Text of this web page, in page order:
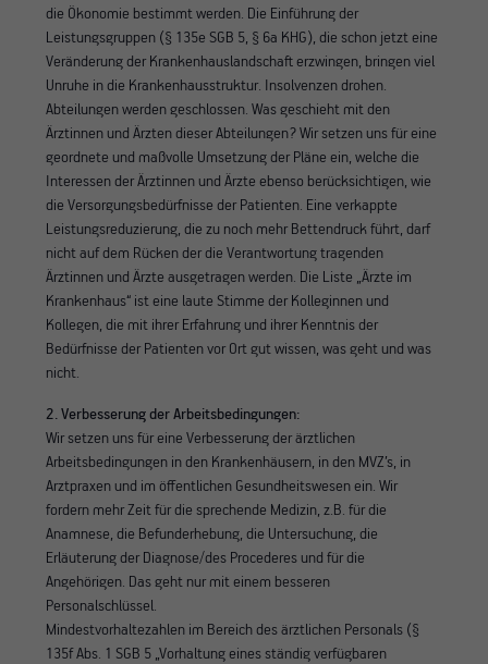
die Ökonomie bestimmt werden. Die Einführung der
Leistungsgruppen (§ 135e SGB 5, § 6a KHG), die schon jetzt eine
Veränderung der Krankenhauslandschaft erzwingen, bringen viel
Unruhe in die Krankenhausstruktur. Insolvenzen drohen.
Abteilungen werden geschlossen. Was geschieht mit den
Ärztinnen und Ärzten dieser Abteilungen? Wir setzen uns für eine
geordnete und maßvolle Umsetzung der Pläne ein, welche die
Interessen der Ärztinnen und Ärzte ebenso berücksichtigen, wie
die Versorgungsbedürfnisse der Patienten. Eine verkappte
Leistungsreduzierung, die zu noch mehr Bettendruck führt, darf
nicht auf dem Rücken der die Verantwortung tragenden
Ärztinnen und Ärzte ausgetragen werden. Die Liste „Ärzte im
Krankenhaus“ ist eine laute Stimme der Kolleginnen und
Kollegen, die mit ihrer Erfahrung und ihrer Kenntnis der
Bedürfnisse der Patienten vor Ort gut wissen, was geht und was
nicht.
2. Verbesserung der Arbeitsbedingungen:
Wir setzen uns für eine Verbesserung der ärztlichen
Arbeitsbedingungen in den Krankenhäusern, in den MVZ’s, in
Arztpraxen und im öffentlichen Gesundheitswesen ein. Wir
fordern mehr Zeit für die sprechende Medizin, z.B. für die
Anamnese, die Befunderhebung, die Untersuchung, die
Erläuterung der Diagnose/des Procederes und für die
Angehörigen. Das geht nur mit einem besseren
Personalschlüssel.
Mindestvorhaltezahlen im Bereich des ärztlichen Personals (§
135f Abs. 1 SGB 5 „Vorhaltung eines ständig verfügbaren